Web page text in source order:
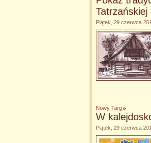
Piątek, 29 czerwca
Nowy Targ
W
Piątek, 29 czerwca